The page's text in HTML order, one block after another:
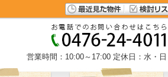
営業時間：10:00～17:00 定休日：水・日